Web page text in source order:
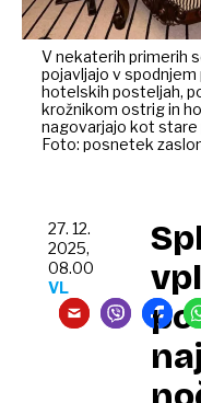
V nekaterih primerih
pojavljajo v spodnjem
hotelskih posteljah,
krožnikom ostrig in
nagovarjajo kot stare
Foto: posnetek
27. 12.
2025,
08.00
VL